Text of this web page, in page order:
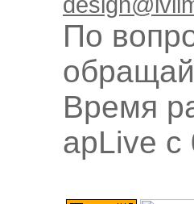
По
Время
apLive c